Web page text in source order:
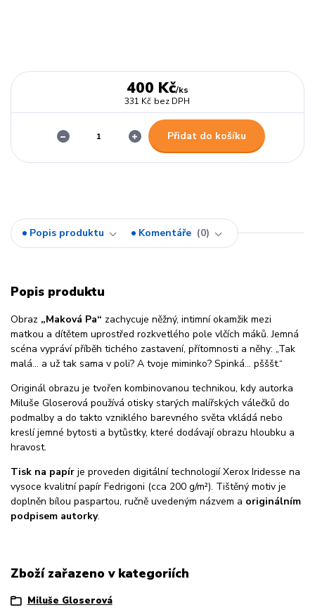
400 Kč/ks
331 Kč bez DPH
Přidat do košíku
Popis produktu Komentáře 0
Popis produktu
Obraz „Maková Pa“ zachycuje něžný, intimní okamžik mezi
matkou a dítětem uprostřed rozkvetlého pole vlčích máků. Jemná
scéna vypráví příběh tichého zastavení, přítomnosti a něhy: „Tak
malá… a už tak sama v poli? A tvoje miminko? Spinká… pšššt.“
Originál obrazu je tvořen kombinovanou technikou, kdy autorka
Miluše Gloserová používá otisky starých malířských válečků do
podmalby a do takto vzniklého barevného světa vkládá nebo
kreslí jemné bytosti a bytůstky, které dodávají obrazu hloubku a
hravost.
Tisk na papír je proveden digitální technologií Xerox Iridesse na
vysoce kvalitní papír Fedrigoni (cca 200 g/m²). Tištěný motiv je
doplněn bílou paspartou, ručně uvedeným názvem a originálním
podpisem autorky.
Zboží zařazeno v kategoriích
Miluše Gloserová